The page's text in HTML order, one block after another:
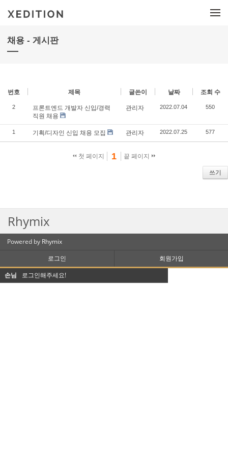
채용 - 게시판
번호 제목 글쓴이 날짜 조회 수
2
프론트엔드 개발자 신입/경력
직원 채용
관리자 2022.07.04 550
1 기획/디자인 신입 채용 모집 관리자 2022.07.25 577
첫 페이지 1 끝 페이지
쓰기
Rhymix
Powered by Rhymix
로그인
회원가입
손님
로그인해주세요!